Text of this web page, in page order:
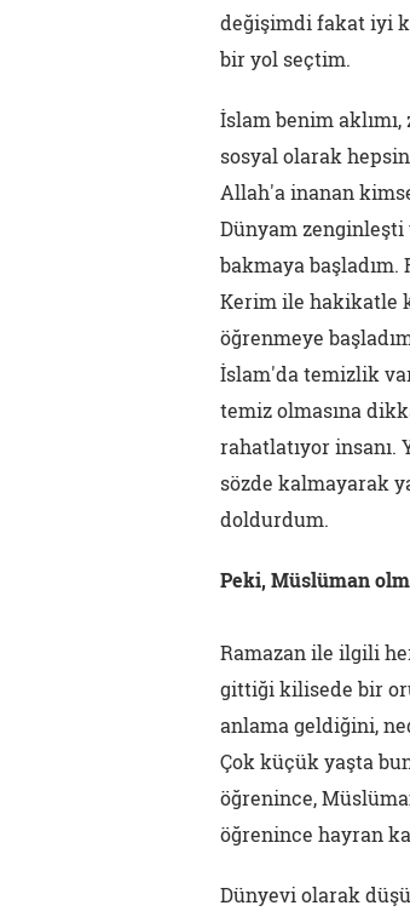
değişimdi fakat iyi
bir yol seçtim.
İslam benim
sosyal olarak
Allah'a inanan
Dünyam zenginleşti
bakmaya
Kerim ile hakikatle
öğrenmeye
İslam'da temizlik
temiz olmasına
rahatlatıyor insanı.
sözde kalmayarak
doldurdum.
Peki, Müslüman
Ramazan ile ilgili
gittiği kilisede bir
anlama geldiğini,
Çok küçük yaşta
öğrenince,
öğrenince hayran
Dünyevi olarak